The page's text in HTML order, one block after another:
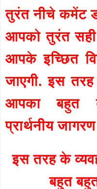
तुरंत नीचे कमेंट
आपको तुरंत
आपके इच्छित
जाएगी. इस
आपका बहुत
प्रार्थनीय
इस तरह के
बहुत